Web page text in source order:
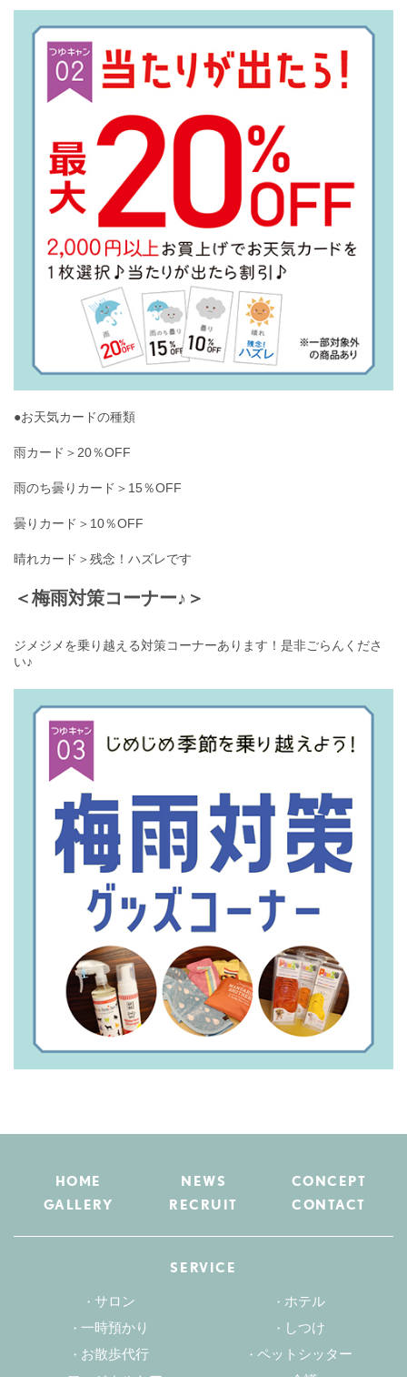
●お天気カードの種類
雨カード＞20％OFF
雨のち曇りカード＞15％OFF
曇りカード＞10％OFF
晴れカード＞残念！ハズレです
＜梅雨対策コーナー♪＞
ジメジメを乗り越える対策コーナーあります！是非ごらんくださ
い♪
HOME NEWS
CONCEPT
GALLERY
RECRUIT CONTACT
SERVICE
サロン
ホテル
一時預かり
しつけ
お散歩代行
ペットシッター